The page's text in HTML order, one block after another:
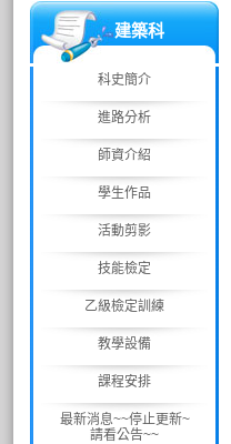
建築科
科史簡介
進路分析
師資介紹
學生作品
活動剪影
技能檢定
乙級檢定訓練
教學設備
課程安排
最新消息~~停止更新~
請看公告~~